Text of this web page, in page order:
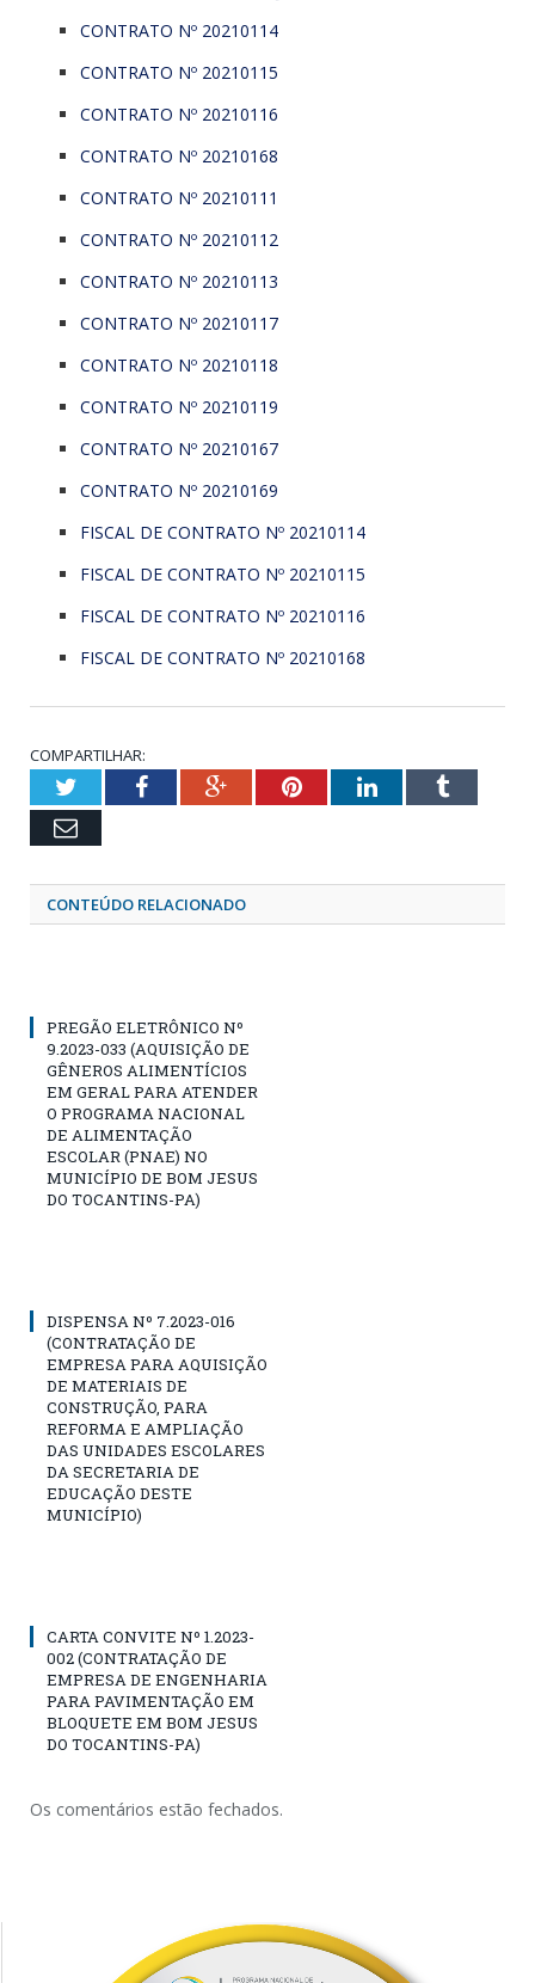
CONTRATO Nº 20210114
CONTRATO Nº 20210115
CONTRATO Nº 20210116
CONTRATO Nº 20210168
CONTRATO Nº 20210111
CONTRATO Nº 20210112
CONTRATO Nº 20210113
CONTRATO Nº 20210117
CONTRATO Nº 20210118
CONTRATO Nº 20210119
CONTRATO Nº 20210167
CONTRATO Nº 20210169
FISCAL DE CONTRATO Nº 20210114
FISCAL DE CONTRATO Nº 20210115
FISCAL DE CONTRATO Nº 20210116
FISCAL DE CONTRATO Nº 20210168
COMPARTILHAR:
TwitterFacebookGoogle+PinterestLinkedInTumblr
Email
CONTEÚDO RELACIONADO
PREGÃO ELETRÔNICO Nº
9.2023-033 (AQUISIÇÃO DE
GÊNEROS ALIMENTÍCIOS
EM GERAL PARA ATENDER
O PROGRAMA NACIONAL
DE ALIMENTAÇÃO
ESCOLAR (PNAE) NO
MUNICÍPIO DE BOM JESUS
DO TOCANTINS-PA)
DISPENSA Nº 7.2023-016
(CONTRATAÇÃO DE
EMPRESA PARA AQUISIÇÃO
DE MATERIAIS DE
CONSTRUÇÃO, PARA
REFORMA E AMPLIAÇÃO
DAS UNIDADES ESCOLARES
DA SECRETARIA DE
EDUCAÇÃO DESTE
MUNICÍPIO)
CARTA CONVITE Nº 1.2023-
002 (CONTRATAÇÃO DE
EMPRESA DE ENGENHARIA
PARA PAVIMENTAÇÃO EM
BLOQUETE EM BOM JESUS
DO TOCANTINS-PA)
Os comentários estão fechados.